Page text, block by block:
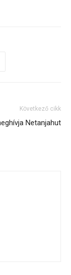
Következő cikk
Netanjahut